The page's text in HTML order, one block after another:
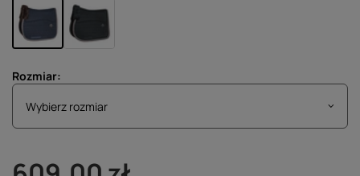
Rozmiar
Wybierz rozmiar
Wybierz rozmiar